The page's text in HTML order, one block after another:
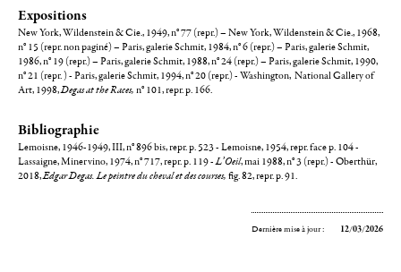
Expositions
New York, Wildenstein & Cie., 1949, n° 77 (repr.) – New York, Wildenstein & Cie., 1968,
n° 15 (repr. non paginé) – Paris, galerie Schmit, 1984, n° 6 (repr.) – Paris, galerie Schmit,
1986, n° 19 (repr.) – Paris, galerie Schmit, 1988, n° 24 (repr.) – Paris, galerie Schmit, 1990,
n° 21 (repr. ) - Paris, galerie Schmit, 1994, n° 20 (repr.) - Washington, National Gallery of
Art, 1998,Degas at the Races, n° 101, repr. p. 166.
Bibliographie
Lemoisne, 1946-1949, III, n° 896 bis, repr. p. 523 - Lemoisne, 1954, repr. face p. 104 -
Lassaigne, Minervino, 1974, n° 717, repr. p. 119 -L’Oeil, mai 1988, n° 3 (repr.) - Oberthür,
2018,Edgar Degas. Le peintre du cheval et des courses, fig. 82, repr. p. 91.
Dernière mise à jour : 12/03/2026